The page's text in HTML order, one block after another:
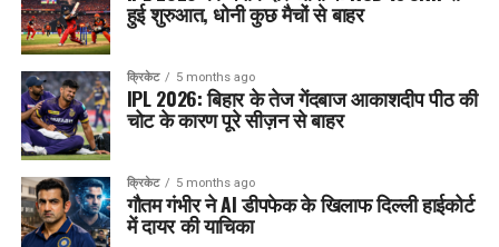
हुई शुरुआत, धोनी कुछ मैचों से बाहर
क्रिकेट 5 months ago
IPL 2026: बिहार के तेज गेंदबाज आकाशदीप पीठ की
चोट के कारण पूरे सीज़न से बाहर
क्रिकेट 5 months ago
गौतम गंभीर ने AI डीपफेक के खिलाफ दिल्ली हाईकोर्ट
में दायर की याचिका